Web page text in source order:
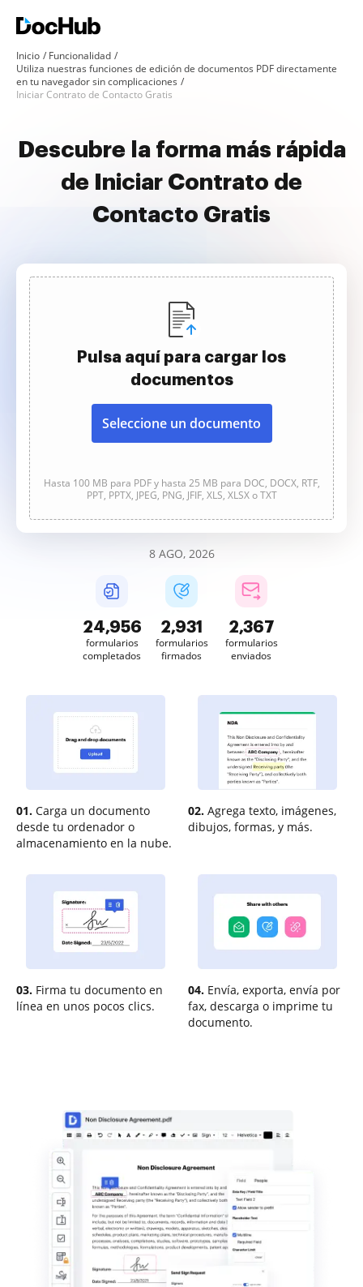
Inicio
Funcionalidad
Utiliza nuestras funciones de edición de documentos PDF directamente
en tu navegador sin complicaciones
Iniciar Contrato de Contacto Gratis
Descubre la forma más rápida
de Iniciar Contrato de
Contacto Gratis
Pulsa aquí para cargar los
documentos
Seleccione un documento
Hasta 100 MB para PDF y hasta 25 MB para DOC, DOCX, RTF,
PPT, PPTX, JPEG, PNG, JFIF, XLS, XLSX o TXT
8 AGO, 2026
24,956
formularios
completados
2,931
formularios
firmados
2,367
formularios
enviados
01. Carga un documento
desde tu ordenador o
almacenamiento en la nube.
02. Agrega texto, imágenes,
dibujos, formas, y más.
03. Firma tu documento en
línea en unos pocos clics.
04. Envía, exporta, envía por
fax, descarga o imprime tu
documento.